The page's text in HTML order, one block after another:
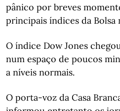
pânico por breves
principais índices da
O índice Dow Jones
num espaço de poucos
a níveis normais.
O porta-voz da Casa